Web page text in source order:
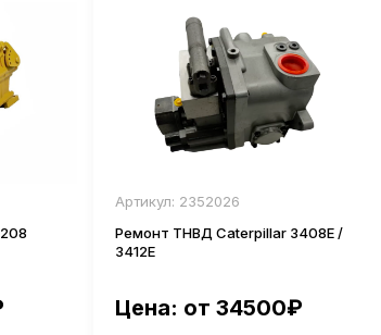
Цена: от 34500₽
Ремонт ТНВД Caterpillar 3408Е /
3412Е
Артикул: 2352026